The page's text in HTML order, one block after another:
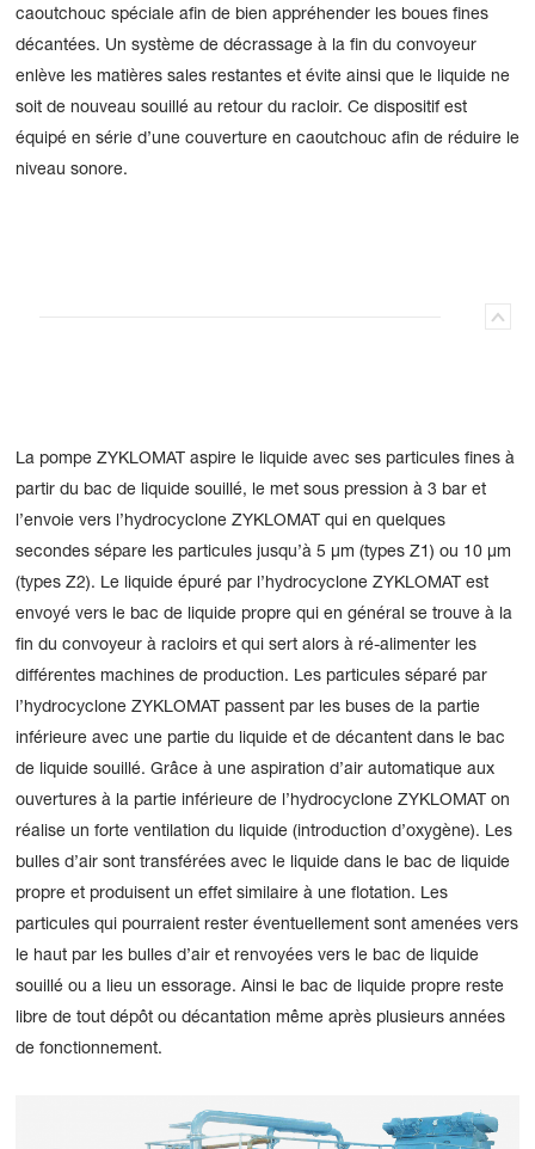
caoutchouc spéciale afin de bien appréhender les boues fines
décantées. Un système de décrassage à la fin du convoyeur
enlève les matières sales restantes et évite ainsi que le liquide ne
soit de nouveau souillé au retour du racloir. Ce dispositif est
équipé en série d’une couverture en caoutchouc afin de réduire le
niveau sonore.
La pompe ZYKLOMAT aspire le liquide avec ses particules fines à
partir du bac de liquide souillé, le met sous pression à 3 bar et
l’envoie vers l’hydrocyclone ZYKLOMAT qui en quelques
secondes sépare les particules jusqu’à 5 µm (types Z1) ou 10 µm
(types Z2). Le liquide épuré par l’hydrocyclone ZYKLOMAT est
envoyé vers le bac de liquide propre qui en général se trouve à la
fin du convoyeur à racloirs et qui sert alors à ré-alimenter les
différentes machines de production. Les particules séparé par
l’hydrocyclone ZYKLOMAT passent par les buses de la partie
inférieure avec une partie du liquide et de décantent dans le bac
de liquide souillé. Grâce à une aspiration d’air automatique aux
ouvertures à la partie inférieure de l’hydrocyclone ZYKLOMAT on
réalise un forte ventilation du liquide (introduction d’oxygène). Les
bulles d’air sont transférées avec le liquide dans le bac de liquide
propre et produisent un effet similaire à une flotation. Les
particules qui pourraient rester éventuellement sont amenées vers
le haut par les bulles d’air et renvoyées vers le bac de liquide
souillé ou a lieu un essorage. Ainsi le bac de liquide propre reste
libre de tout dépôt ou décantation même après plusieurs années
de fonctionnement.